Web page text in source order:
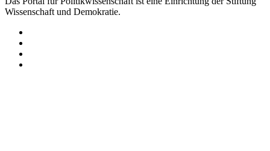
Wissenschaft und Demokratie.